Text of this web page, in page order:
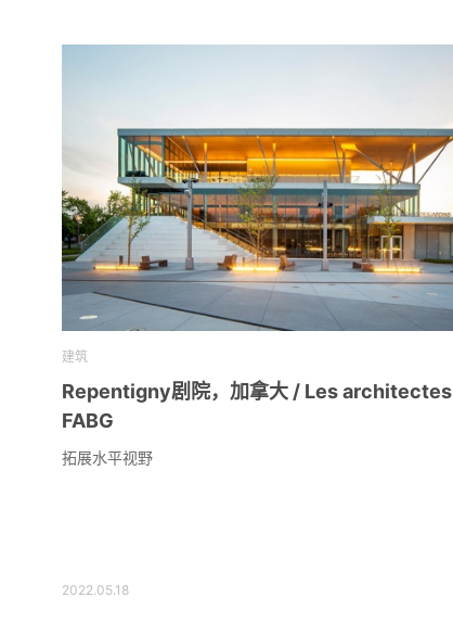
建筑
Repentigny剧院，加拿大 / Les architectes
FABG
拓展水平视野
2022.05.18